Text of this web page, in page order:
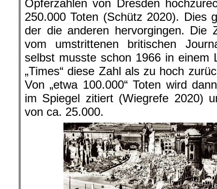
Opferzahlen von Dresden
250.000 Toten (Schütz 2020). Dies
der die anderen hervorgingen. Die
vom umstrittenen britischen
selbst musste schon 1966 in einem
„Times“ diese Zahl als zu hoch
Von „etwa 100.000“ Toten wird
im Spiegel zitiert (Wiegrefe 2020)
von ca. 25.000.